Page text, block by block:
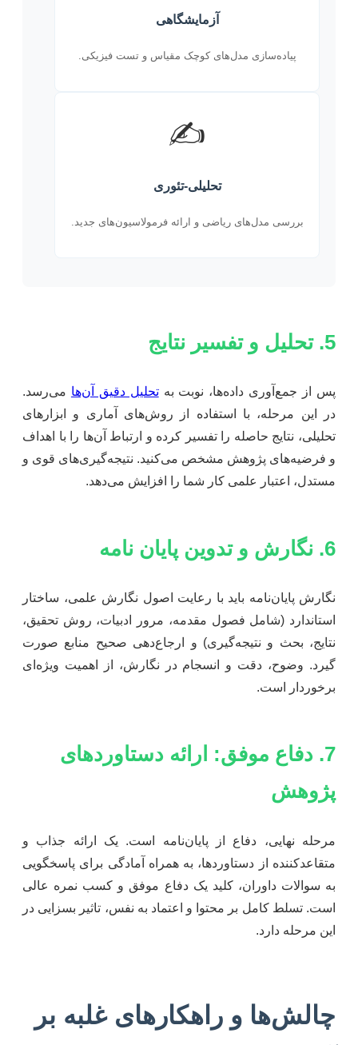
آزمایشگاهی
پیاده‌سازی مدل‌های کوچک مقیاس و تست فیزیکی.
✍️
تحلیلی-تئوری
بررسی مدل‌های ریاضی و ارائه فرمولاسیون‌های جدید.
پس از جمع‌آوری داده‌ها، نوبت به تحلیل دقیق آن‌هامی‌رسد.
در این مرحله، با استفاده از روش‌های آماری و ابزارهای
تحلیلی، نتایج حاصله را تفسیر کرده و ارتباط آن‌ها را با اهداف
و فرضیه‌های پژوهش مشخص می‌کنید. نتیجه‌گیری‌های قوی و
مستدل، اعتبار علمی کار شما را افزایش می‌دهد.
نگارش پایان‌نامه باید با رعایت اصول نگارش علمی، ساختار
استاندارد (شامل فصول مقدمه، مرور ادبیات، روش تحقیق،
نتایج، بحث و نتیجه‌گیری) و ارجاع‌دهی صحیح منابع صورت
گیرد. وضوح، دقت و انسجام در نگارش، از اهمیت ویژه‌ای
برخوردار است.
7. دفاع موفق: ارائه دستاوردهای
پژوهش
مرحله نهایی، دفاع از پایان‌نامه است. یک ارائه جذاب و
متقاعدکننده از دستاوردها، به همراه آمادگی برای پاسخگویی
به سوالات داوران، کلید یک دفاع موفق و کسب نمره عالی
است. تسلط کامل بر محتوا و اعتماد به نفس، تاثیر بسزایی در
این مرحله دارد.
چالش‌ها و راهکارهای غلبه بر